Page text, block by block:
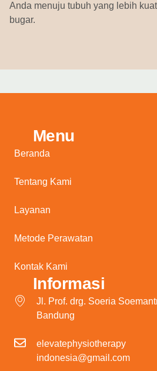
Anda menuju tubuh yang lebih
bugar.
Menu
Beranda
Tentang Kami
Layanan
Metode Perawatan
Kontak Kami
Informasi
Jl. Prof. drg. Soeria
Bandung
elevatephysiotherapy
indonesia@gmail.com